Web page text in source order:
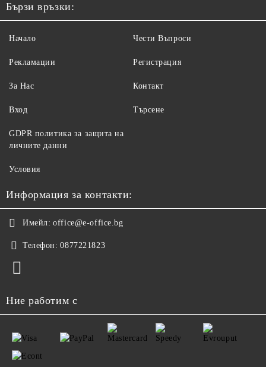
Бързи връзки:
Начало
Рекламации
За Нас
Вход
Чести Въпроси
Регистрация
Контакт
Търсене
GDPR политика за защита на
личните данни
Условия
Информация за контакти:
Имейл: office@e-office.bg
Телефон: 0877221823
Ние работим с